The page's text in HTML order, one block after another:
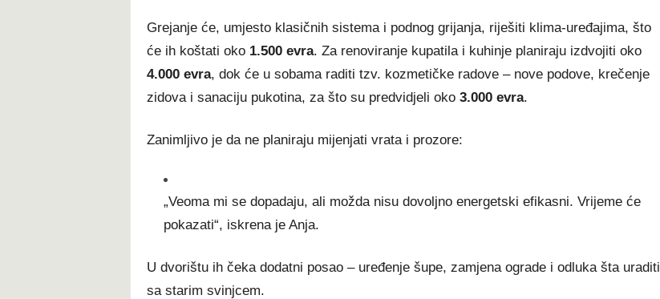
Grejanje će, umjesto klasičnih sistema i podnog grijanja, riješiti klima-uređajima, što
će ih koštati oko 1.500 evra. Za renoviranje kupatila i kuhinje planiraju izdvojiti oko
4.000 evra, dok će u sobama raditi tzv. kozmetičke radove – nove podove, krečenje
zidova i sanaciju pukotina, za što su predvidjeli oko 3.000 evra.
Zanimljivo je da ne planiraju mijenjati vrata i prozore:
„Veoma mi se dopadaju, ali možda nisu dovoljno energetski efikasni. Vrijeme će
pokazati“, iskrena je Anja.
U dvorištu ih čeka dodatni posao – uređenje šupe, zamjena ograde i odluka šta uraditi
sa starim svinjcem.